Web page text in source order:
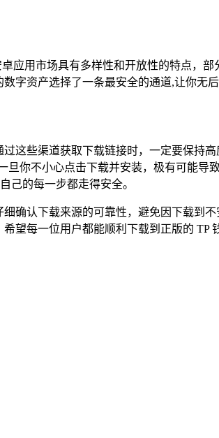
应用市场具有多样性和开放性的特点，部
字资产选择了一条最安全的通道,让你无后
这些渠道获取下载链接时，一定要保持
你不小心点击下载并安装，极有可能导
己的每一步都走得安全。
确认下载来源的可靠性，避免因下载到不
望每一位用户都能顺利下载到正版的 TP